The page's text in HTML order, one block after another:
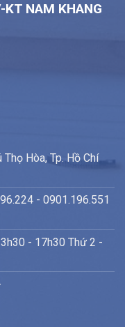
NAM KHANG
Hòa, Tp. Hồ Chí
- 0901.196.551
- 17h30 Thứ 2 -